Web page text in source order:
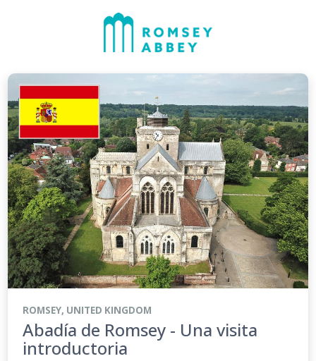
ROMSEY, UNITED KINGDOM
Abadía de Romsey - Una visita
introductoria